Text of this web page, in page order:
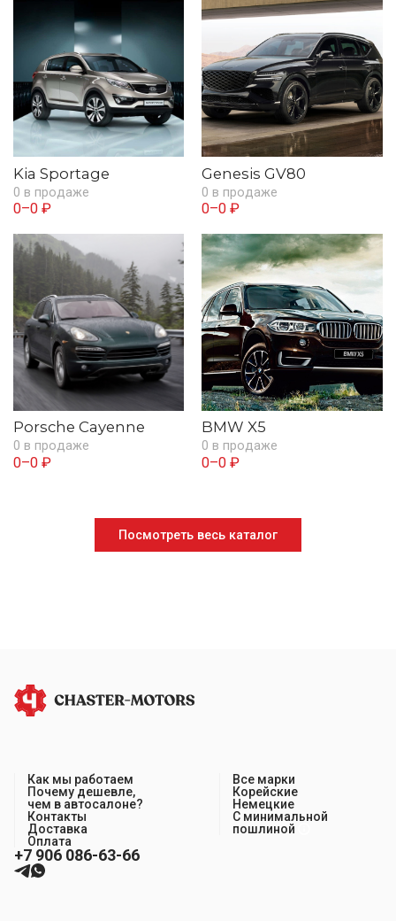
Kia Sportage
0 в продаже
0–0 ₽
Genesis GV80
0 в продаже
0–0 ₽
Porsche Cayenne
0 в продаже
0–0 ₽
BMW X5
0 в продаже
0–0 ₽
Посмотреть весь каталог
Как мы работаем
Почему дешевле,
чем в автосалоне?
Контакты
Доставка
Оплата
Все марки
Корейские
Немецкие
С минимальной
пошлиной
+7 906 086-63-66